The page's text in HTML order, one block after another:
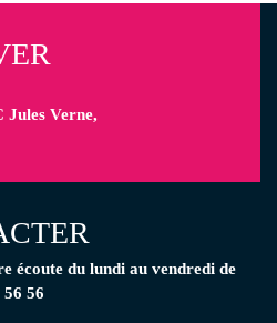
Jules Verne,
écoute du lundi au vendredi de
56 56